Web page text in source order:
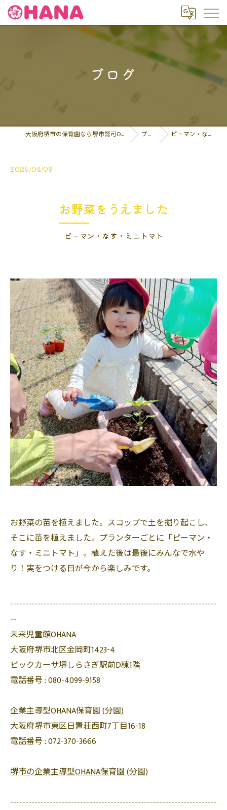
ブログ
大阪府堺市の保育園なら堺市認可OHANA保育園 ブログ ピーマン・なす・ミ…
2025/04/09
お野菜をうえました
ピーマン・なす・ミニトマト
お野菜の苗を植えました。スコップで土を掘り起こし、
そこに苗を植えました。プランターごとに「ピーマン・
なす・ミニトマト」。植えた後は最後にみんなで水や
り！実をつける日が今から楽しみです。
--------------------------------------------------------------------
--
未来児童館OHANA
大阪府堺市北区金岡町1423-4
ビックカーサ堺しらさぎ駅前D棟1階
電話番号 :080-4099-9158
企業主導型OHANA保育園 (分園)
大阪府堺市東区日置荘西町7丁目16-18
電話番号 :072-370-3666
堺市の企業主導型OHANA保育園 (分園)
--------------------------------------------------------------------